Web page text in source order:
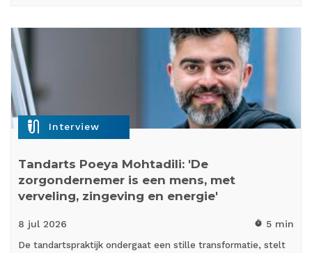
mic_external_on Interview
Tandarts Poeya Mohtadili: 'De
zorgondernemer is een mens, met
verveling, zingeving en energie'
8 jul 2026 timer 5 min
De tandartspraktijk ondergaat een stille transformatie, stelt